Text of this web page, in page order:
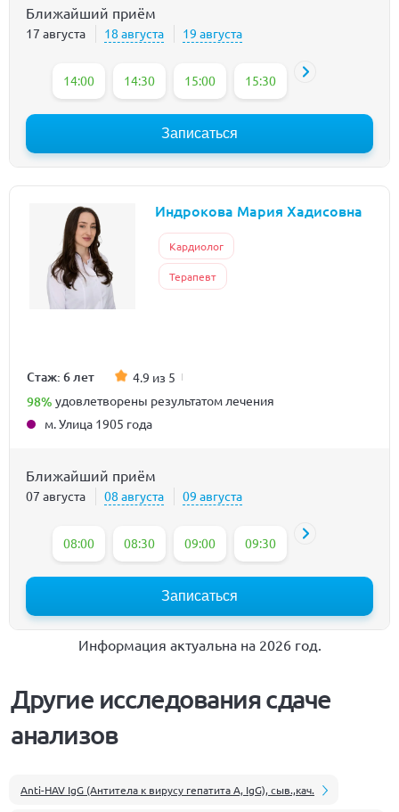
Ближайший приём
17 августа 18 августа 19 августа
14:00 14:30 15:00 15:30 16:00
Записаться
Индрокова Мария Хадисовна
Кардиолог
Терапевт
Стаж: 6 лет 4.9 из 5
98% удовлетворены результатом лечения
м. Улица 1905 года
Ближайший приём
07 августа 08 августа 09 августа
08:00 08:30 09:00 09:30 12:30
Записаться
Информация актуальна на 2026 год.
Другие исследования сдаче
анализов
Anti-HAV IgG (Антитела к вирусу гепатита А, IgG), сыв.,кач.